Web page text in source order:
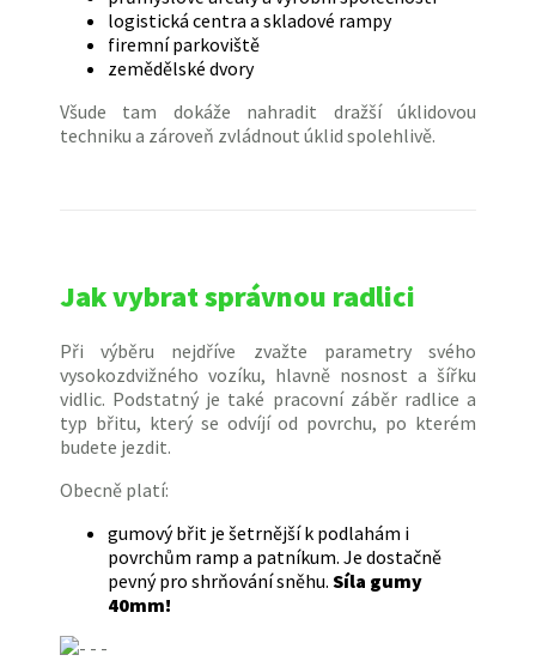
logistická centra a skladové rampy
firemní parkoviště
zemědělské dvory
Všude tam dokáže nahradit dražší úklidovou
techniku a zároveň zvládnout úklid spolehlivě.
Jak vybrat správnou radlici
Při výběru nejdříve zvažte parametry svého
vysokozdvižného vozíku, hlavně nosnost a šířku
vidlic. Podstatný je také pracovní záběr radlice a
typ břitu, který se odvíjí od povrchu, po kterém
budete jezdit.
Obecně platí:
gumový břit je šetrnější k podlahám i
povrchům ramp a patníkum. Je dostačně
pevný pro shrňování sněhu. Síla gumy
40mm!